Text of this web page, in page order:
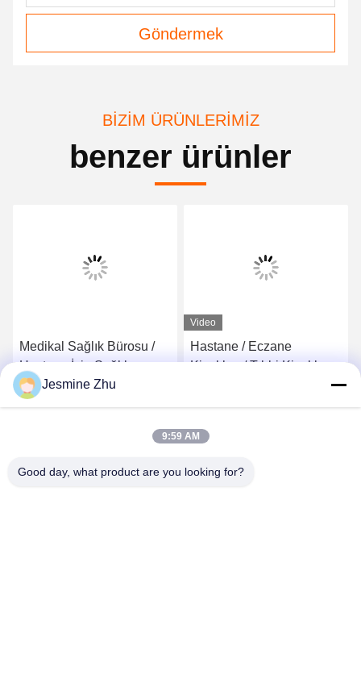
Göndermek
BIZIM ÜRÜNLERIMIZ
benzer ürünler
Medikal Sağlık Bürosu /
Hastane İçin Sağlık
Bürosu, LKS'den Self
Servis Kiosk
En İyi Fiyatı Alın
Video
Hastane / Eczane
Kioskları / Tıbbi Kiosklar
FDCA Standardına
En İyi Fiyatı Alın
Jesmine Zhu
9:59 AM
Good day, what product are you looking for?